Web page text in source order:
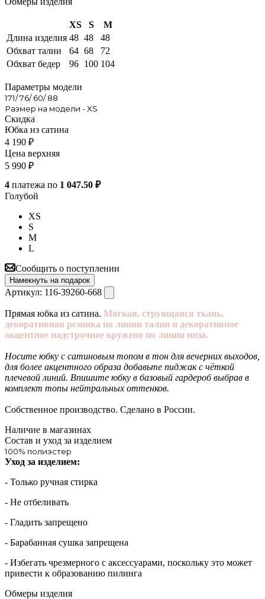
XS S
M
Длина изделия 48 48
48
Обхват талии
64 68
72
Обхват бедер
96 100 104
Параметры модели
171/ 76/ 60/ 88
Размер на модели - XS
Скидка
Юбка из сатина
4 190 ₽
Цена верхняя
5 990 ₽
4 платежа по 1 047.50 ₽
Голубой
XS
S
M
L
Сообщить о поступлении
Намекнуть на подарок
Артикул: 116-39260-668
Прямая юбка из сатина. Мягкая, струящаяся ткань,
декоративная резинка по линии талии и декоративное
акцентное надстрочное кружево по линии низа.
Носите юбку с сатиновым топом в тон для вечерних выходов,
для более акцентного образа добавьте пиджак с чёткой
плечевой линий. Впишите юбку в базовый гардероб выбрав в
комплект топы нейтральных оттенков.
Собственное производство. Сделано в России.
Наличие в магазинах
Состав и уход за изделием
100% полиэстер
Уход за изделием:
- Только ручная стирка
- Не отбеливать
- Гладить запрещено
- Барабанная сушка запрещена
- Избегать чрезмерного c аксессуарами, поскольку это может
привести к образованию пилинга
Обмеры изделия